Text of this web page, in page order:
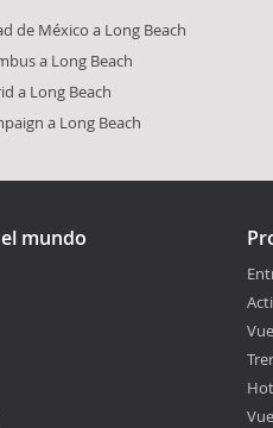
de México a Long Beach
a Long Beach
a Long Beach
a Long Beach
mundo